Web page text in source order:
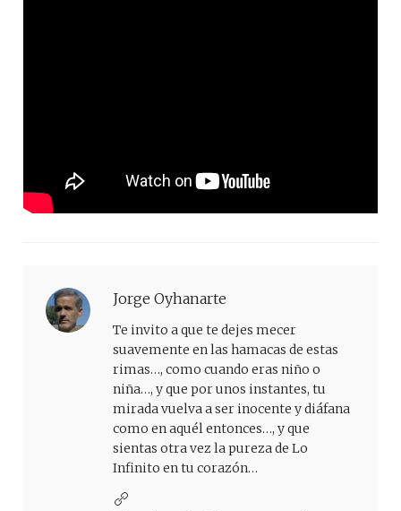
Jorge Oyhanarte
Te invito a que te dejes mecer
suavemente en las hamacas de estas
rimas…, como cuando eras niño o
niña…, y que por unos instantes, tu
mirada vuelva a ser inocente y diáfana
como en aquél entonces…, y que
sientas otra vez la pureza de Lo
Infinito en tu corazón…